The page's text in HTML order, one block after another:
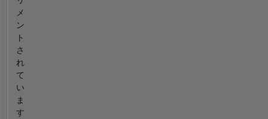
メ
ン
ト
さ
れ
て
い
ま
す